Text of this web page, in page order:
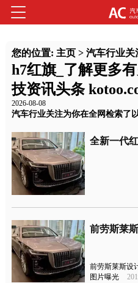
您的位置: 主页> 汽车行业关
h7红旗_了解更多
技资讯头条
2026-08-08
汽车行业关注为你在全网检索了
前劳斯莱斯设
图片曝光